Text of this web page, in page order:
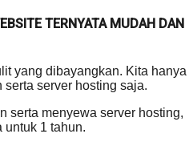
TERNYATA MUDAH DAN
yang dibayangkan. Kita hanya
server hosting saja.
serta menyewa server hosting,
untuk 1 tahun.